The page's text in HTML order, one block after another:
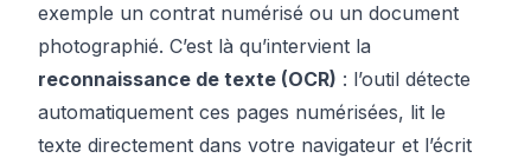
exemple un contrat numérisé ou un document
photographié. C’est là qu’intervient la
reconnaissance de texte (OCR) : l’outil détecte
automatiquement ces pages numérisées, lit le
texte directement dans votre navigateur et l’écrit